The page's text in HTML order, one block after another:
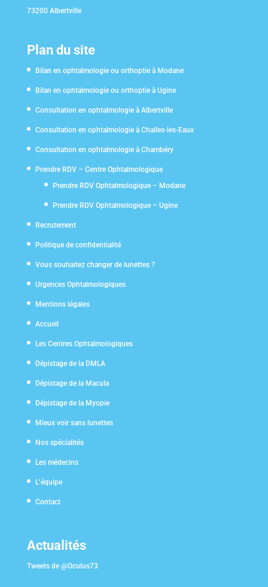
73200 Albertville
Plan du site
Bilan en ophtalmologie ou orthoptie à Modane
Bilan en ophtalmologie ou orthoptie à Ugine
Consultation en ophtalmologie à Albertville
Consultation en ophtalmologie à Challes-les-Eaux
Consultation en ophtalmologie à Chambéry
Prendre RDV – Centre Ophtalmologique
Prendre RDV Ophtalmologique – Modane
Prendre RDV Ophtalmologique – Ugine
Recrutement
Politique de confidentialité
Vous souhaitez changer de lunettes ?
Urgences Ophtalmologiques
Mentions légales
Accueil
Les Centres Ophtalmologiques
Dépistage de la DMLA
Dépistage de la Macula
Dépistage de la Myopie
Mieux voir sans lunettes
Nos spécialités
Les médecins
L’équipe
Contact
Actualités
Tweets de @Oculus73